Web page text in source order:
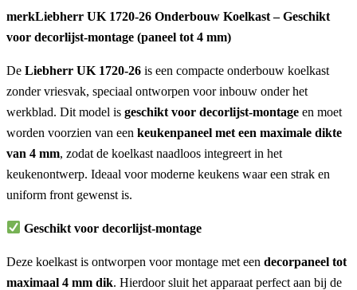
merkLiebherr UK 1720-26 Onderbouw Koelkast – Geschikt
voor decorlijst-montage (paneel tot 4 mm)
De Liebherr UK 1720-26 is een compacte onderbouw koelkast
zonder vriesvak, speciaal ontworpen voor inbouw onder het
werkblad. Dit model is geschikt voor decorlijst-montage en moet
worden voorzien van een keukenpaneel met een maximale dikte
van 4 mm, zodat de koelkast naadloos integreert in het
keukenontwerp. Ideaal voor moderne keukens waar een strak en
uniform front gewenst is.
Geschikt voor decorlijst-montage
Deze koelkast is ontworpen voor montage met een decorpaneel tot
maximaal 4 mm dik. Hierdoor sluit het apparaat perfect aan bij de